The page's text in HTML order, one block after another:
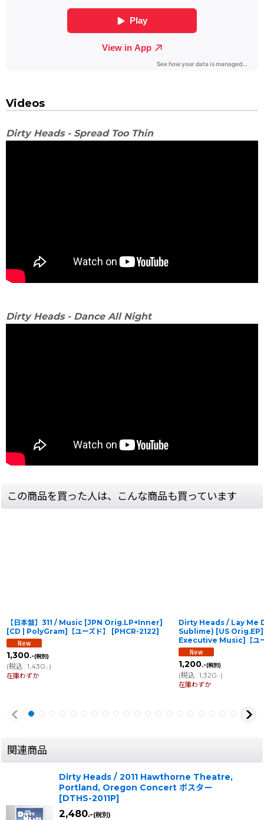
Videos
Dirty Heads - Spread Too Thin
Dirty Heads - Dance All Night
この商品を買った人は、こんな商品も買っています
【日本盤】311 / Music [JPN Orig.LP+Inner]
[CD | PolyGram]【ユーズド】
[PHCR-2122]
1,300.-(税別)
(税込: 1,430 .-)
在庫わずか
Dirty Heads / Lay Me
Sublime) [US
Executive Music]【ユ
1,200.-(税別)
(税込: 1,320 .-)
在庫わずか
関連商品
Dirty Heads / 2011 Hawthorne Theatre,
Portland, Oregon Concert ポスター
[DTHS-2011P]
2,480.-(税別)